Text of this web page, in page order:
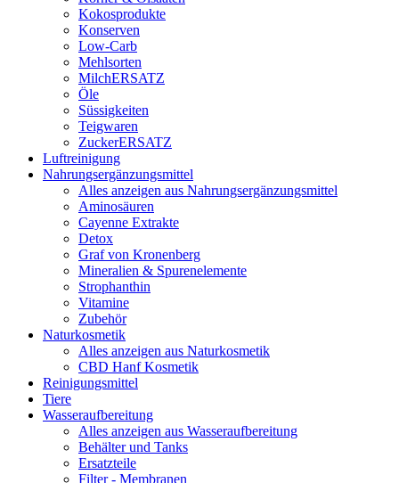
Kokosprodukte
Konserven
Low-Carb
Mehlsorten
MilchERSATZ
Öle
Süssigkeiten
Teigwaren
ZuckerERSATZ
Luftreinigung
Nahrungsergänzungsmittel
Alles anzeigen aus Nahrungsergänzungsmittel
Aminosäuren
Cayenne Extrakte
Detox
Graf von Kronenberg
Mineralien & Spurenelemente
Strophanthin
Vitamine
Zubehör
Naturkosmetik
Alles anzeigen aus Naturkosmetik
CBD Hanf Kosmetik
Reinigungsmittel
Tiere
Wasseraufbereitung
Alles anzeigen aus Wasseraufbereitung
Behälter und Tanks
Ersatzteile
Filter - Membranen